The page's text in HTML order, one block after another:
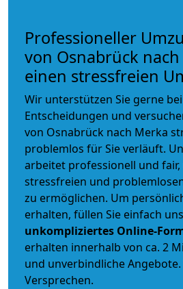
Professioneller
von Osnabrück
einen stressfreien
Wir unterstützen Sie gerne
Entscheidungen und
von Osnabrück nach Merka
problemlos für Sie verläuft.
arbeitet professionell und fair
stressfreien und
zu ermöglichen. Um
erhalten, füllen Sie einfach
unkompliziertes Online-
erhalten innerhalb von ca. 2
und unverbindliche
Versprechen.